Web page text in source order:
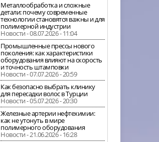
Металлообработка и сложные
детали: почему современные
технологии становятся важны и для
полимерной индустрии
Новости - 08.07.2026 - 11:04
Промышленные прессы нового
поколения: как характеристики
оборудования влияют на скорость
и точность штамповки
Новости - 07.07.2026 - 20:59
Как безопасно выбрать клинику
для пересадки волос в Турции
Новости - 05.07.2026 - 20:30
Железные артерии нефтехимии:
как не утонуть в мире
полимерного оборудования
Новости - 21.06.2026 - 16:28